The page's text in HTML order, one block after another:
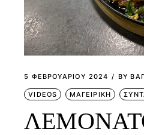
5 ΦΕΒΡΟΥΑΡΊΟΥ 2024 BY
VIDEOS ΜΑΓΕΙΡΙΚΗ